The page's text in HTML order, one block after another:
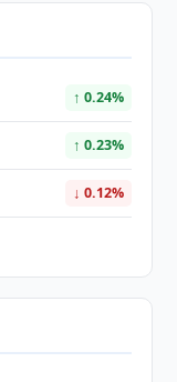
↑ 0.24%
↑ 0.23%
↓ 0.12%